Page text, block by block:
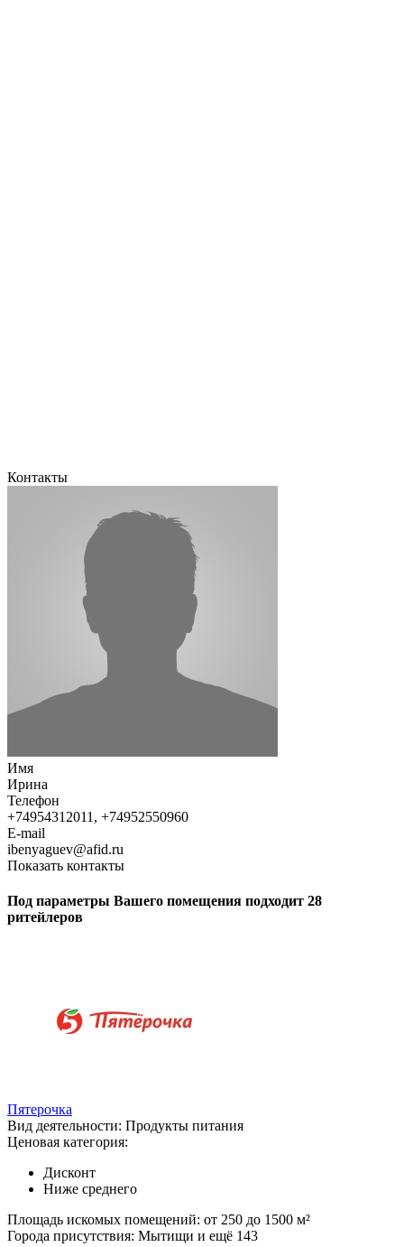
Контакты
Имя
Ирина
Телефон
+74954312011, +74952550960
E-mail
ibenyaguev@afid.ru
Показать контакты
Под параметры Вашего помещения подходит 28
ритейлеров
Пятерочка
Вид деятельности: Продукты питания
Ценовая категория:
Дисконт
Ниже среднего
Площадь искомых помещений: от 250 до 1500 м²
Города присутствия: Мытищи и ещё 143